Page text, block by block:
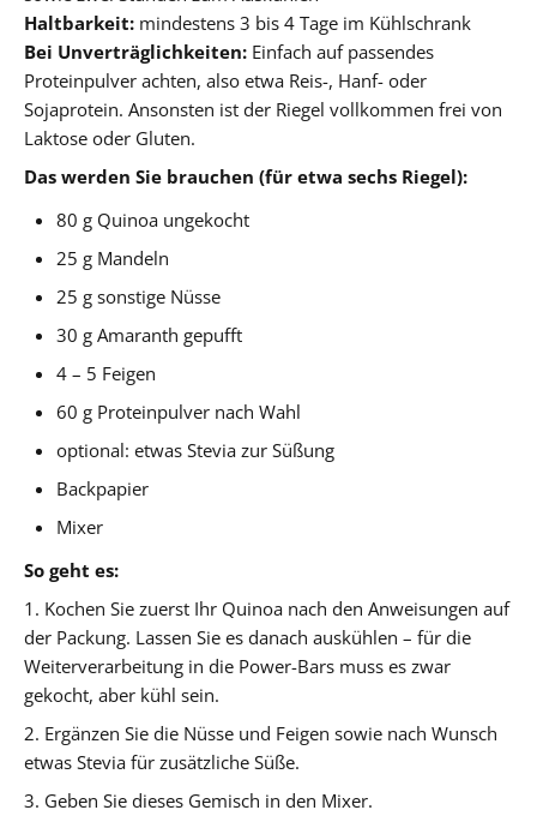
Haltbarkeit: mindestens 3 bis 4 Tage im Kühlschrank
Bei Unverträglichkeiten: Einfach auf passendes
Proteinpulver achten, also etwa Reis-, Hanf- oder
Sojaprotein. Ansonsten ist der Riegel vollkommen frei von
Laktose oder Gluten.
Das werden Sie brauchen (für etwa sechs Riegel):
80 g Quinoa ungekocht
25 g Mandeln
25 g sonstige Nüsse
30 g Amaranth gepufft
4 – 5 Feigen
60 g Proteinpulver nach Wahl
optional: etwas Stevia zur Süßung
Backpapier
Mixer
So geht es:
1. Kochen Sie zuerst Ihr Quinoa nach den Anweisungen auf
der Packung. Lassen Sie es danach auskühlen – für die
Weiterverarbeitung in die Power-Bars muss es zwar
gekocht, aber kühl sein.
2. Ergänzen Sie die Nüsse und Feigen sowie nach Wunsch
etwas Stevia für zusätzliche Süße.
3. Geben Sie dieses Gemisch in den Mixer.